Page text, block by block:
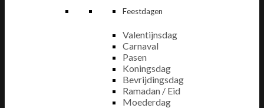
Feestdagen
Valentijnsdag
Carnaval
Pasen
Koningsdag
Bevrijdingsdag
Ramadan / Eid
Moederdag